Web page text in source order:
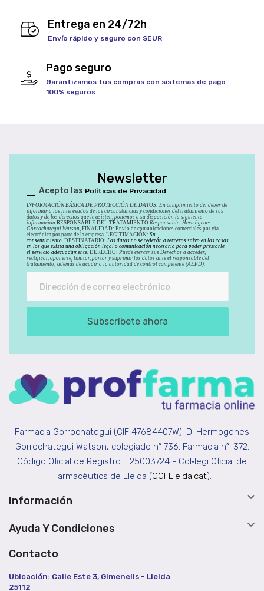
Entrega en 24/72h
Envío rápido y seguro con SEUR
Pago seguro
Garantizamos tus compras con sistemas de pago
100% seguros
Newsletter
Acepto las Políticas de Privacidad
INFORMACIÓN BÁSICA DE PROTECCIÓN DE DATOS: En cumplimiento del deber de
informar a los interesados de las circunstancias y condiciones del tratamiento de sus
datos y de los derechos que le asisten, ponemos a su disposición la siguiente
información.RESPONSABLE DEL TRATAMIENTO Responsable: Hermógenes
Gorrochategui Watson, FINALIDAD: Envío de comunicaciones comerciales por vía
electrónica por parte de la empresa. LEGITIMACIÓN: Su
consentimiento. DESTINATARIO: Los datos no se cederán a terceros salvo en los casos
en los que exista una obligación legal o comunicación necesaria para poder prestarle
el servicio adecuadamente. DERECHO: Puede ejercer sus Derechos a acceder,
rectificar, oponerse, limitar, portar y suprimir los datos ante el responsable del
tratamiento; además de acudir a la autoridad de control competente (AEPD).
Subscríbete ahora
Farmacia Gorrochategui (CIF 47684407W). D. Hermogenes
Gorrochategui Watson, colegiado nº 736. Farmacia nº: 372.
Código Oficial de Registro: F25003724 - Col•legi Oficial de
Farmacèutics de Lleida (COFLleida.cat).
Información 
Ayuda Y Condiciones 
Contacto
Ubicación: Calle Este 3, Gimenells - Lleida
25112